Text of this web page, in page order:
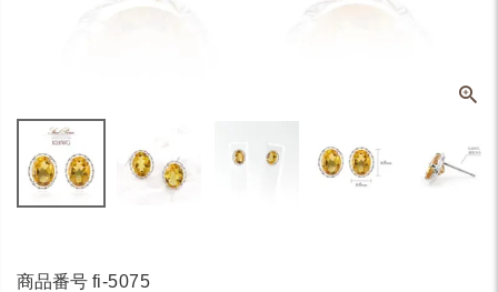
商品番号 fi-5075